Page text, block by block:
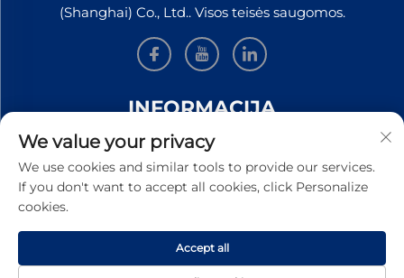
(Shanghai) Co., Ltd.. Visos teisės saugomos.
INFORMACIJA
Užsiregistruokite, kad gautumėte mūsų savaitinį
naujienlaiškį
Pateikti
We value your privacy
We use cookies and similar tools to provide our services.
If you don't want to accept all cookies, click Personalize
cookies.
Accept all